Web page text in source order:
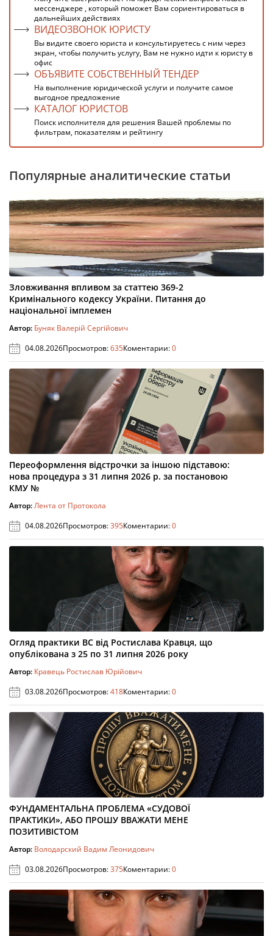
мессенджере , который поможет Вам сориентироваться в
дальнейших действиях
ВИДЕОЗВОНОК ЮРИСТУ
Вы видите своего юриста и консультируетесь с ним через
экран, чтобы получить услугу, Вам не нужно идти к юристу в
офис
ОБЪЯВИТЕ СОБСТВЕННЫЙ ТЕНДЕР
На выполнение юридической услуги и получите самое
выгодное предложение
КАТАЛОГ ЮРИСТОВ
Поиск исполнителя для решения Вашей проблемы по
фильтрам, показателям и рейтингу
Популярные аналитические статьи
Зловживання впливом за статтею 369-2
Кримінального кодексу України. Питання до
національної імплемен
Автор: Буняк Валерій Сергійович
04.08.2026Просмотров:635Коментарии:0
Переоформлення відстрочки за іншою підставою:
нова процедура з 31 липня 2026 р. за постановою
КМУ №
Автор:Лента от Протокола
04.08.2026Просмотров:395Коментарии:0
Огляд практики ВС від Ростислава Кравця, що
опублікована з 25 по 31 липня 2026 року
Автор: Кравець Ростислав Юрійович
03.08.2026Просмотров:418Коментарии:0
ФУНДАМЕНТАЛЬНА ПРОБЛЕМА «СУДОВОЇ
ПРАКТИКИ», АБО ПРОШУ ВВАЖАТИ МЕНЕ
ПОЗИТИВІСТОМ
Автор: Володарский Вадим Леонидович
03.08.2026Просмотров:375Коментарии:0